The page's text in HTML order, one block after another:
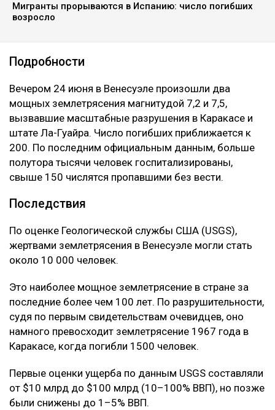
Мигранты прорываются в Испанию: число погибших
возросло
Подробности
Вечером 24 июня в Венесуэле произошли два
мощных землетрясения магнитудой 7,2 и 7,5,
вызвавшие масштабные разрушения в Каракасе и
штате Ла-Гуайра. Число погибших приближается к
200. По последним официальным данным, больше
полутора тысячи человек госпитализированы,
свыше 150 числятся пропавшими без вести.
Последствия
По оценке Геологической службы США (USGS),
жертвами землетрясения в Венесуэле могли стать
около 10 000 человек.
Это наиболее мощное землетрясение в стране за
последние более чем 100 лет. По разрушительности,
судя по первым свидетельствам очевидцев, оно
намного превосходит землетрясение 1967 года в
Каракасе, когда погибли 1500 человек.
Первые оценки ущерба по данным USGS составляли
от $10 млрд до $100 млрд (10–100% ВВП), но позже
были снижены до 1–5% ВВП.